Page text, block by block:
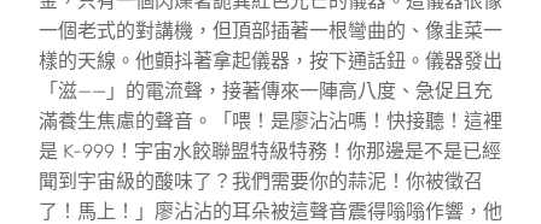
一個老式的對講機，但頂部插著一根彎曲的、像韭菜一
樣的天線。他顫抖著拿起儀器，按下通話鈕。儀器發出
「滋——」的電流聲，接著傳來一陣高八度、急促且充
滿養生焦慮的聲音。「喂！是廖沾沾嗎！快接聽！這裡
是 K-999！宇宙水餃聯盟特級特務！你那邊是不是已經
聞到宇宙級的酸味了？我們需要你的蒜泥！你被徵召
了！馬上！」廖沾沾的耳朵被這聲音震得嗡嗡作響，他